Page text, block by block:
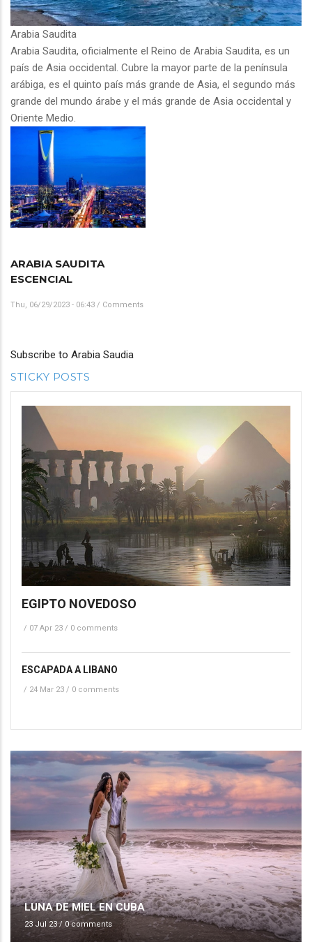
Arabia Saudita
Arabia Saudita, oficialmente el Reino de Arabia Saudita, es un
país de Asia occidental. Cubre la mayor parte de la península
arábiga, es el quinto país más grande de Asia, el segundo más
grande del mundo árabe y el más grande de Asia occidental y
Oriente Medio.
ARABIA SAUDITA
ESCENCIAL
Thu, 06/29/2023 - 06:43 / Comments
Subscribe to Arabia Saudia
STICKY POSTS
EGIPTO NOVEDOSO
/ 07 Apr 23 / 0 comments
ESCAPADA A LIBANO
/ 24 Mar 23 / 0 comments
LUNA DE MIEL EN CUBA
23 Jul 23/ 0 comments